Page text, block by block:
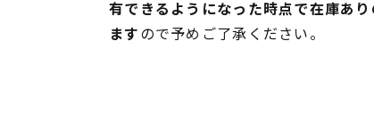
有できるようになった時点で在庫あ
ますので予めご了承ください。